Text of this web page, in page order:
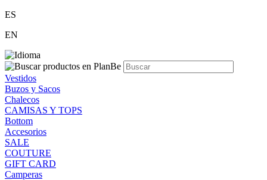
ES
EN
Vestidos
Buzos y Sacos
Chalecos
CAMISAS Y TOPS
Bottom
Accesorios
SALE
COUTURE
GIFT CARD
Camperas